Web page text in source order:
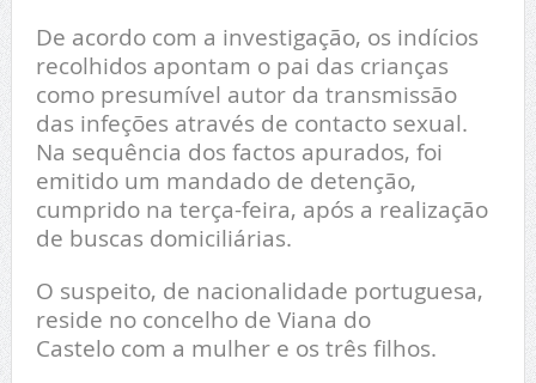
De acordo com a investigação, os indícios
recolhidos apontam o pai das crianças
como presumível autor da transmissão
das infeções através de contacto sexual.
Na sequência dos factos apurados, foi
emitido um mandado de detenção,
cumprido na terça-feira, após a realização
de buscas domiciliárias.
O suspeito, de nacionalidade portuguesa,
reside no concelho de Viana do
Castelo com a mulher e os três filhos.